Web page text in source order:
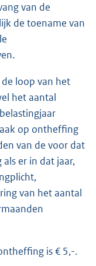
van de
de toename van
loop van het
het aantal
op ontheffing
van de voor dat
er in dat jaar,
van het aantal
is € 5,-.